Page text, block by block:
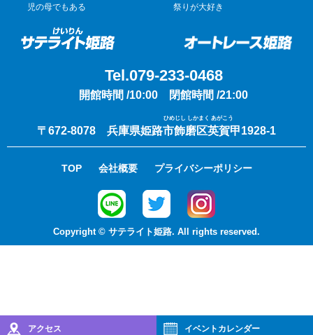
アクセス イベント カレンダー
児の母でもある
祭りが大好き
Tel.079-233-0468
開館時間 /10:00 閉館時間 /21:00
ひめじし しかまく あがこう
〒672-8078 兵庫県姫路市飾磨区英賀甲1928-1
TOP 会社概要 プライバシーポリシー
Copyright © サテライト姫路. All rights reserved.